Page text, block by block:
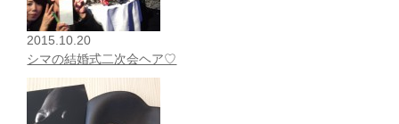
2015.10.20
シマの結婚式二次会ヘア♡